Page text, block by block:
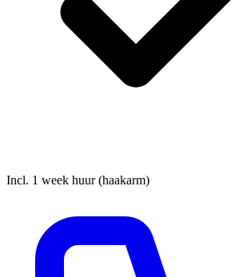
Incl. 1 week huur (haakarm)